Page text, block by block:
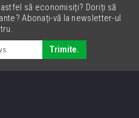
să economisiți? Doriți să
Abonați-vă la newsletter-ul
Trimite.